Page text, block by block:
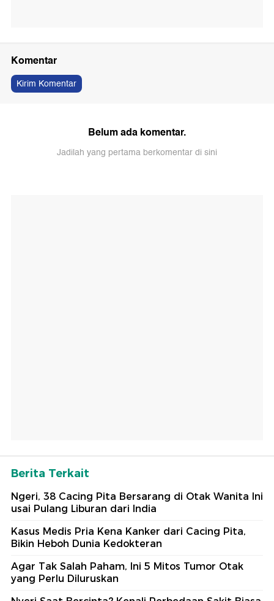
Komentar
Kirim Komentar
Belum ada komentar.
Jadilah yang pertama berkomentar di sini
Berita Terkait
Ngeri, 38 Cacing Pita Bersarang di Otak Wanita Ini
usai Pulang Liburan dari India
Kasus Medis Pria Kena Kanker dari Cacing Pita,
Bikin Heboh Dunia Kedokteran
Agar Tak Salah Paham, Ini 5 Mitos Tumor Otak
yang Perlu Diluruskan